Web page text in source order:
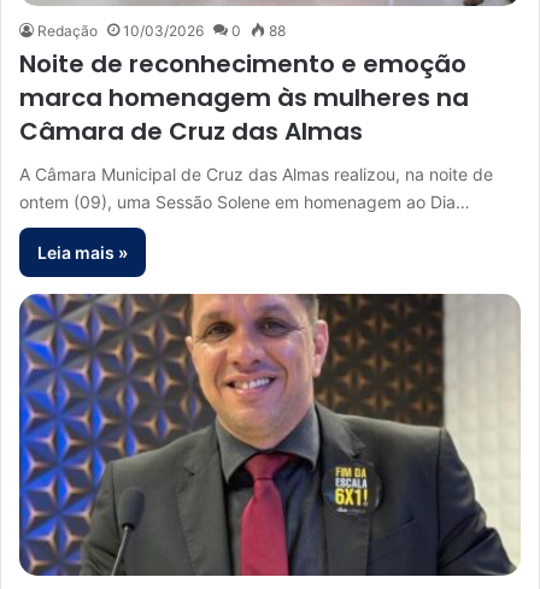
Redação 10/03/2026 0 88
Noite de reconhecimento e emoção
marca homenagem às mulheres na
Câmara de Cruz das Almas
A Câmara Municipal de Cruz das Almas realizou, na noite de
ontem (09), uma Sessão Solene em homenagem ao Dia…
Leia mais »